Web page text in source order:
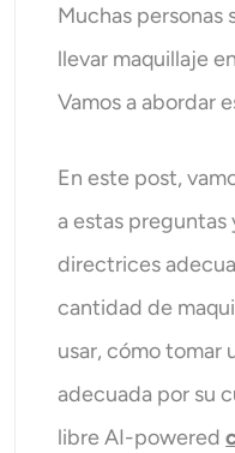
Bebé IA
Generador de disparos
Creador de fotos de
Herramientas de video
Efectos de video
Muchas personas
llevar maquillaje
Vamos a abordar
En este post,
a estas preguntas
directrices
cantidad de
usar, cómo tomar
adecuada por su
libre AI-powered